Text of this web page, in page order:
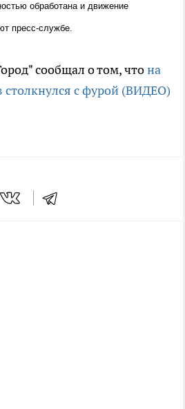
обработана и движение
пресс-службе.
сообщал о том, чтона
столкнулся с фурой (ВИДЕО)